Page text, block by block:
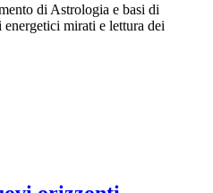
di Astrologia e basi di
mirati e lettura dei